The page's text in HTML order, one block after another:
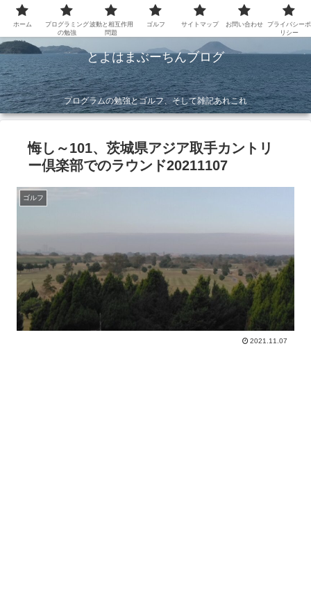
とよはまぶーちんブログ
プログラムの勉強とゴルフ、そして雑記あれこれ
悔し～101、茨城県アジア取手カントリ
ー倶楽部でのラウンド20211107
ゴルフ
2021.11.07
ホーム
プログラミング
の勉強
波動と相互作用
問題
ゴルフ サイトマップ お問い合わせ
プライバシーポ
リシー